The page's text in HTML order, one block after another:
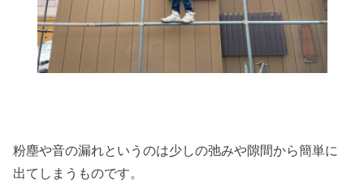
粉塵や音の漏れというのは少しの弛みや隙間から簡単に
出てしまうものです。